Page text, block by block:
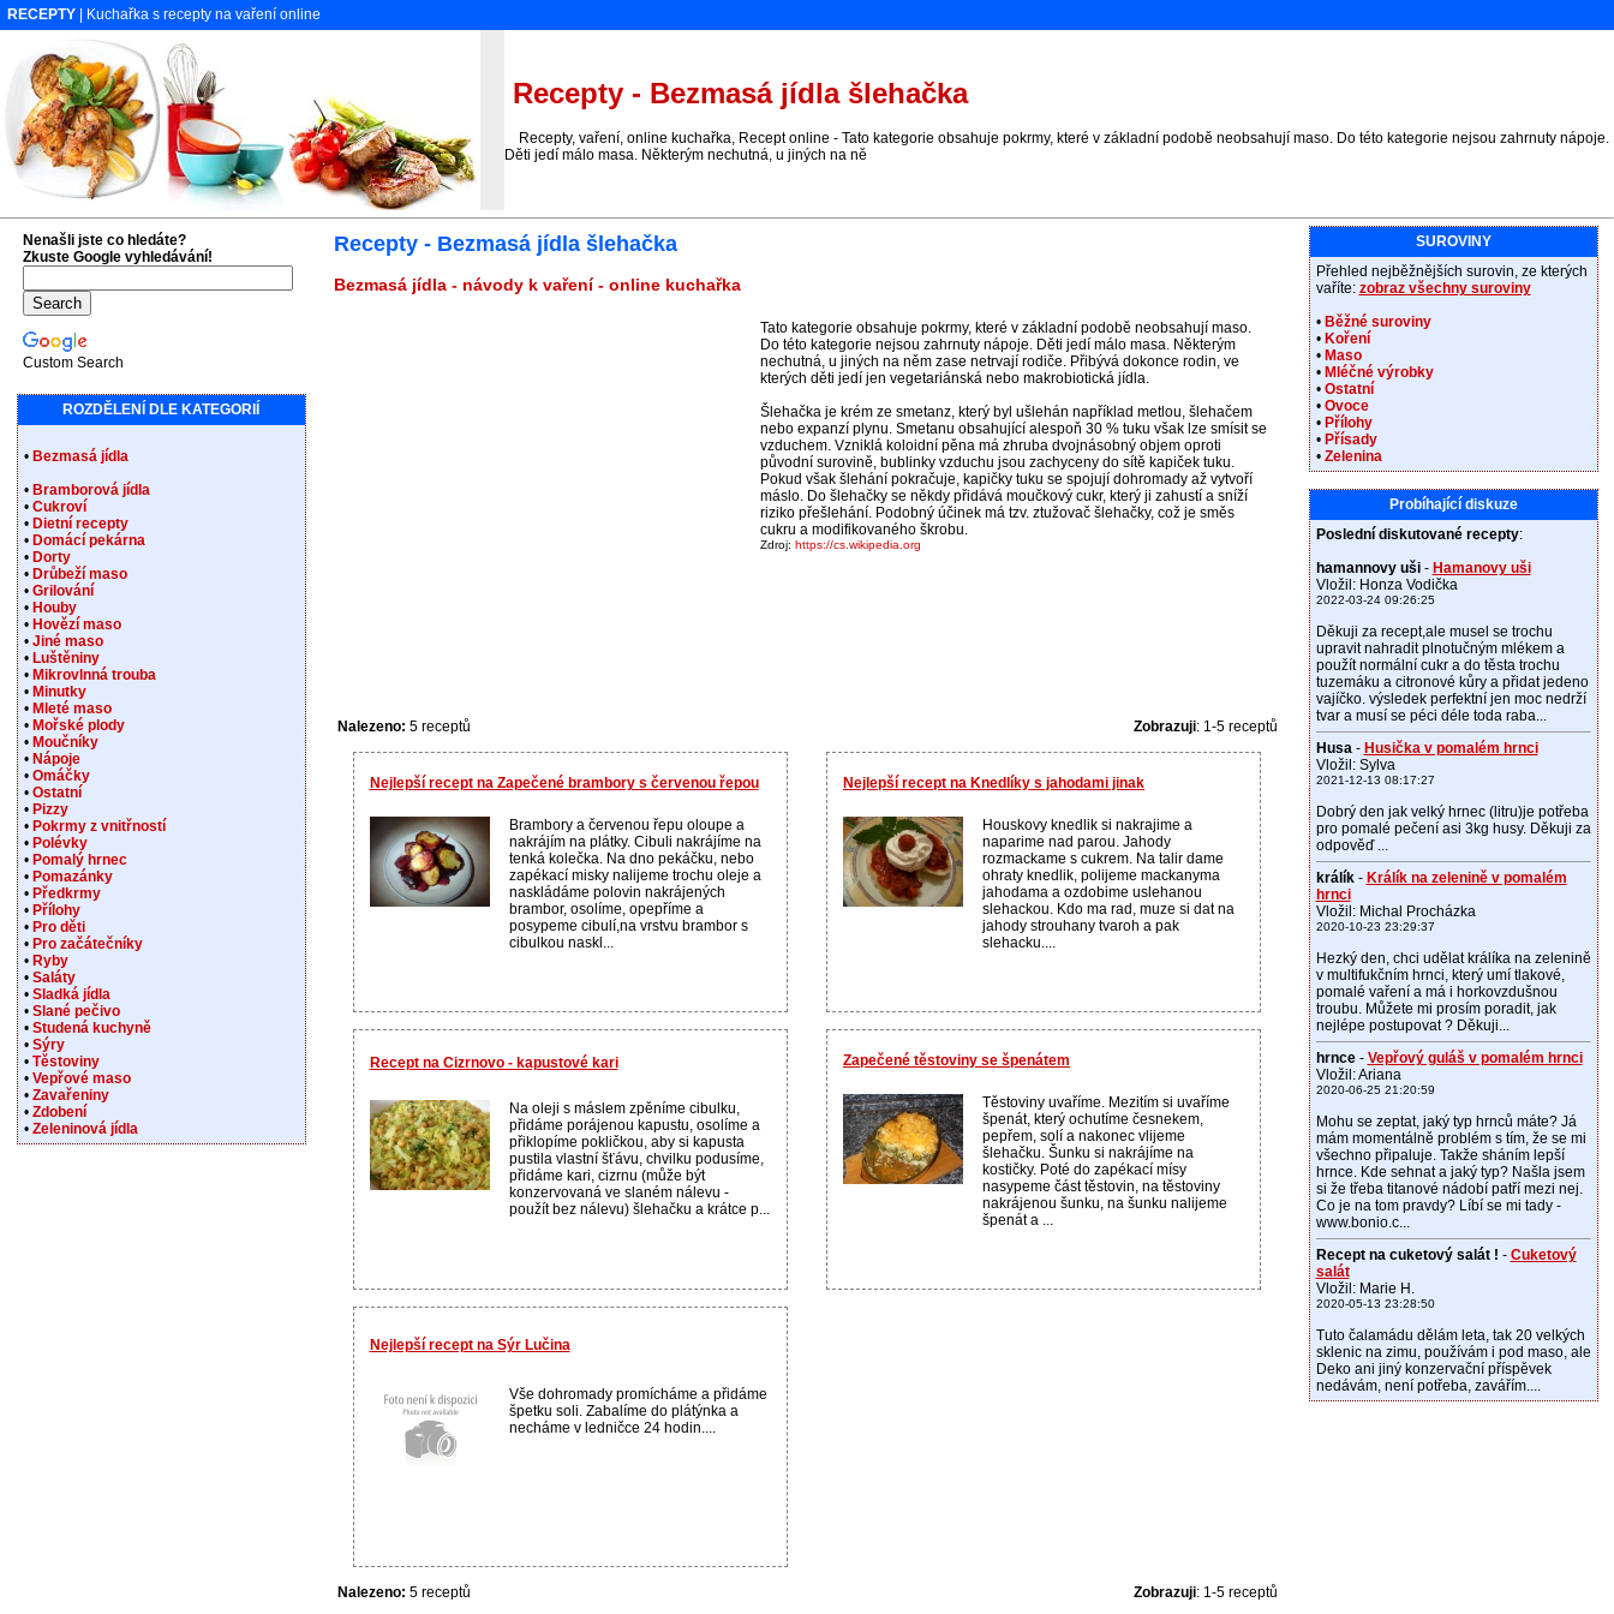
RECEPTY | Kuchařka s recepty na vaření online
Recepty - Bezmasá jídla šlehačka
Recepty, vaření, online kuchařka, Recept online - Tato kategorie obsahuje pokrmy, které v základní podobě neobsahují maso. Do této kategorie nejsou zahrnuty nápoje.
Děti jedí málo masa. Některým nechutná, u jiných na ně
Recepty - Bezmasá jídla šlehačka
Bezmasá jídla - návody k vaření - online kuchařka
Tato kategorie obsahuje pokrmy, které v základní podobě neobsahují maso.
Do této kategorie nejsou zahrnuty nápoje. Děti jedí málo masa. Některým
nechutná, u jiných na něm zase netrvají rodiče. Přibývá dokonce rodin, ve
kterých děti jedí jen vegetariánská nebo makrobiotická jídla.
Šlehačka je krém ze smetanz, který byl ušlehán například metlou, šlehačem
nebo expanzí plynu. Smetanu obsahující alespoň 30 % tuku však lze smísit se
vzduchem. Vzniklá koloidní pěna má zhruba dvojnásobný objem oproti
původní surovině, bublinky vzduchu jsou zachyceny do sítě kapiček tuku.
Pokud však šlehání pokračuje, kapičky tuku se spojují dohromady až vytvoří
máslo. Do šlehačky se někdy přidává moučkový cukr, který ji zahustí a sníží
riziko přešlehání. Podobný účinek má tzv. ztužovač šlehačky, což je směs
cukru a modifikovaného škrobu.
Zdroj: https://cs.wikipedia.org
Nalezeno: 5 receptů Zobrazuji: 1-5 receptů
Nejlepší recept na Zapečené brambory s červenou řepou
Brambory a červenou řepu oloupe a
nakrájím na plátky. Cibuli nakrájíme na
tenká kolečka. Na dno pekáčku, nebo
zapékací misky nalijeme trochu oleje a
naskládáme polovin nakrájených
brambor, osolíme, opepříme a
posypeme cibulí,na vrstvu brambor s
cibulkou naskl...
Nejlepší recept na Knedlíky s jahodami jinak
Houskovy knedlik si nakrajime a
naparime nad parou. Jahody
rozmackame s cukrem. Na talir dame
ohraty knedlik, polijeme mackanyma
jahodama a ozdobime uslehanou
slehackou. Kdo ma rad, muze si dat na
jahody strouhany tvaroh a pak
slehacku....
Recept na Cizrnovo - kapustové kari
Na oleji s máslem zpěníme cibulku,
přidáme porájenou kapustu, osolíme a
přiklopíme pokličkou, aby si kapusta
pustila vlastní šťávu, chvilku podusíme,
přidáme kari, cizrnu (může být
konzervovaná ve slaném nálevu -
použít bez nálevu) šlehačku a krátce p...
Zapečené těstoviny se špenátem
Těstoviny uvaříme. Mezitím si uvaříme
špenát, který ochutíme česnekem,
pepřem, solí a nakonec vlijeme
šlehačku. Šunku si nakrájíme na
kostičky. Poté do zapékací mísy
nasypeme část těstovin, na těstoviny
nakrájenou šunku, na šunku nalijeme
špenát a ...
Nejlepší recept na Sýr Lučina
Vše dohromady promícháme a přidáme
špetku soli. Zabalíme do plátýnka a
necháme v ledničce 24 hodin....
Nalezeno: 5 receptů Zobrazuji: 1-5 receptů
Nenašli jste co hledáte?
Zkuste Google vyhledávání!
Custom Search
ROZDĚLENÍ DLE KATEGORIÍ
• Bezmasá jídla
• Bramborová jídla
• Cukroví
• Dietní recepty
• Domácí pekárna
• Dorty
• Drůbeží maso
• Grilování
• Houby
• Hovězí maso
• Jiné maso
• Luštěniny
• Mikrovlnná trouba
• Minutky
• Mleté maso
• Mořské plody
• Moučníky
• Nápoje
• Omáčky
• Ostatní
• Pizzy
• Pokrmy z vnitřností
• Polévky
• Pomalý hrnec
• Pomazánky
• Předkrmy
• Přílohy
• Pro děti
• Pro začátečníky
• Ryby
• Saláty
• Sladká jídla
• Slané pečivo
• Studená kuchyně
• Sýry
• Těstoviny
• Vepřové maso
• Zavařeniny
• Zdobení
• Zeleninová jídla
SUROVINY
Přehled nejběžnějších surovin, ze kterých
vaříte: zobraz všechny suroviny
• Běžné suroviny
• Koření
• Maso
• Mléčné výrobky
• Ostatní
• Ovoce
• Přílohy
• Přísady
• Zelenina
Probíhající diskuze
Poslední diskutované recepty:
hamannovy uši- Hamanovy uši
Vložil: Honza Vodička
2022-03-24 09:26:25
Děkuji za recept,ale musel se trochu
upravit nahradit plnotučným mlékem a
použít normální cukr a do těsta trochu
tuzemáku a citronové kůry a přidat jedeno
vajíčko. výsledek perfektní jen moc nedrží
tvar a musí se péci déle toda raba...
Husa- Husička v pomalém hrnci
Vložil: Sylva
2021-12-13 08:17:27
Dobrý den jak velký hrnec (litru)je potřeba
pro pomalé pečení asi 3kg husy. Děkuji za
odpověď ...
králík- Králík na zelenině v pomalém
hrnci
Vložil: Michal Procházka
2020-10-23 23:29:37
Hezký den, chci udělat králíka na zelenině
v multifukčním hrnci, který umí tlakové,
pomalé vaření a má i horkovzdušnou
troubu. Můžete mi prosím poradit, jak
nejlépe postupovat ? Děkuji...
hrnce- Vepřový guláš v pomalém hrnci
Vložil: Ariana
2020-06-25 21:20:59
Mohu se zeptat, jaký typ hrnců máte? Já
mám momentálně problém s tím, že se mi
všechno připaluje. Takže sháním lepší
hrnce. Kde sehnat a jaký typ? Našla jsem
si že třeba titanové nádobí patří mezi nej.
Co je na tom pravdy? Líbí se mi tady -
www.bonio.c...
Recept na cuketový salát ! - Cuketový
salát
Vložil: Marie H.
2020-05-13 23:28:50
Tuto čalamádu dělám leta, tak 20 velkých
sklenic na zimu, používám i pod maso, ale
Deko ani jiný konzervační příspěvek
nedávám, není potřeba, zavářím....